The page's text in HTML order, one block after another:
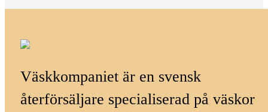
Väskkompaniet är en svensk
återförsäljare specialiserad på väskor